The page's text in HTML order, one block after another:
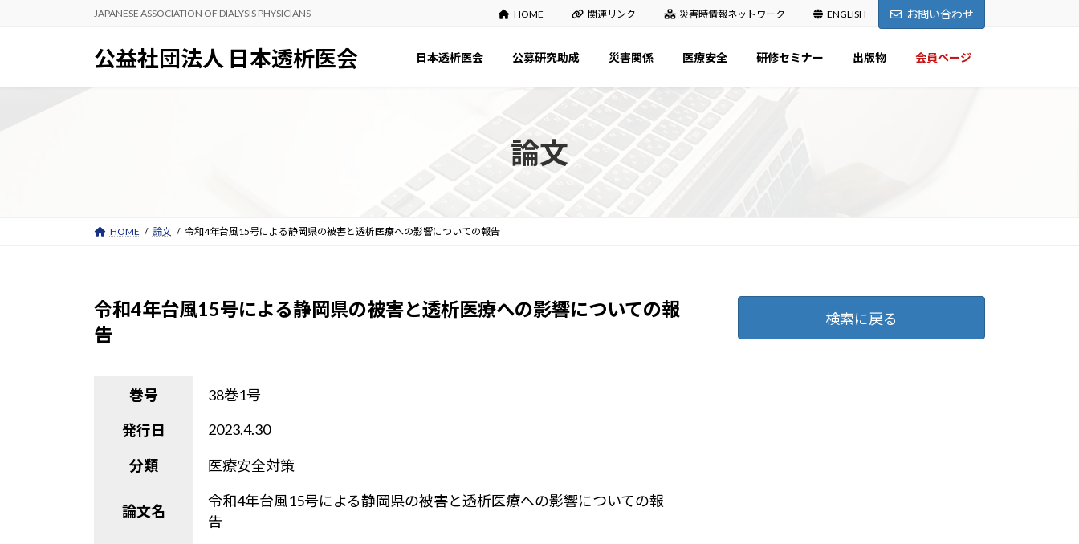
JAPANESE ASSOCIATION OF DIALYSIS PHYSICIANS HOME 関連リンク 災害時情報ネットワーク ENGLISH お問い合わせ
公益社団法人 日本透析医会 日本透析医会 公募研究助成 災害関係 医療安全 研修セミナー 出版物 会員ページ
論文
HOME 論文 令和4年台風15号による静岡県の被害と透析医療への影響についての報告
令和4年台風15号による静岡県の被害と透析医療への影響についての報
告
巻号
38巻1号
発行日
2023.4.30
分類 医療安全対策
論文名
令和4年台風15号による静岡県の被害と透析医療への影響についての報
告
検索に戻る